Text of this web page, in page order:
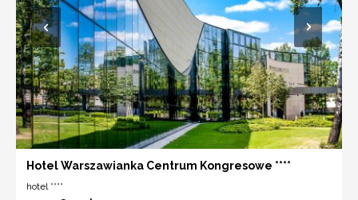
Hotel Warszawianka Centrum Kongresowe ****
hotel ****